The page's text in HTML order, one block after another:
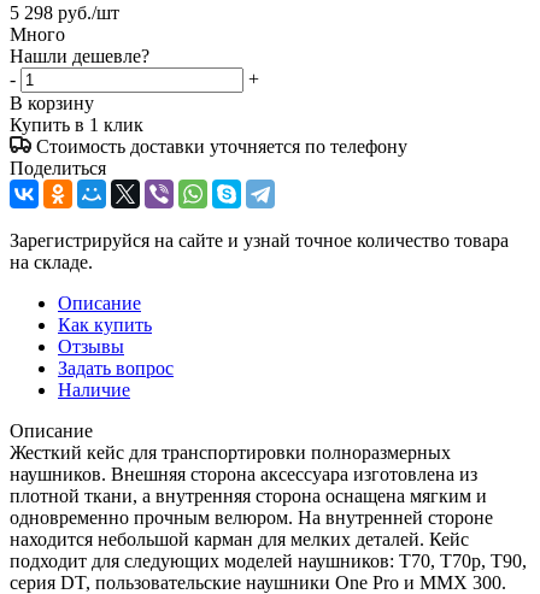
5 298 руб./шт
Много
Нашли дешевле?
-
+
В корзину
Купить в 1 клик
Стоимость доставки уточняется по телефону
Поделиться
Зарегистрируйся на сайте и узнай точное количество товара
на складе.
Описание
Как купить
Отзывы
Задать вопрос
Наличие
Описание
Жесткий кейс для транспортировки полноразмерных
наушников. Внешняя сторона аксессуара изготовлена из
плотной ткани, а внутренняя сторона оснащена мягким и
одновременно прочным велюром. На внутренней стороне
находится небольшой карман для мелких деталей. Кейс
подходит для следующих моделей наушников: T70, T70p, T90,
cерия DT, пользовательские наушники One Pro и MMX 300.